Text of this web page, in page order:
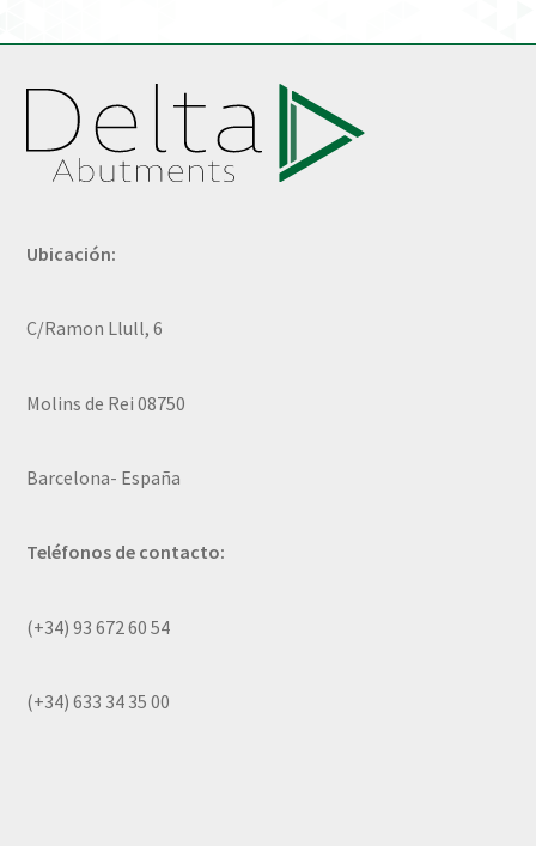
Ubicación:
C/Ramon Llull, 6
Molins de Rei 08750
Barcelona- España
Teléfonos de contacto:
(+34) 93 672 60 54
(+34) 633 34 35 00